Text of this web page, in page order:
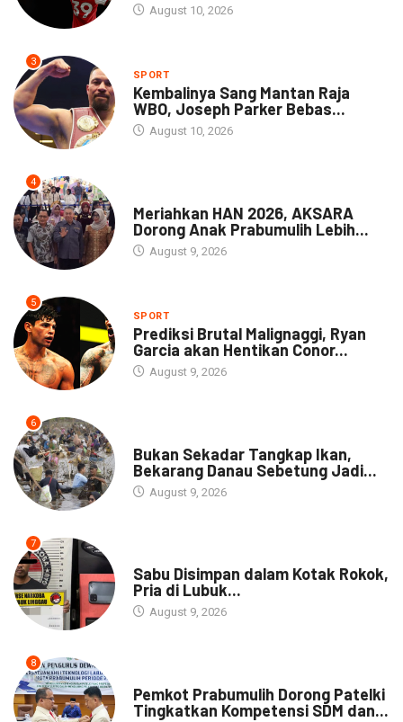
August 10, 2026
3
SPORT
Kembalinya Sang Mantan Raja
WBO, Joseph Parker Bebas...
August 10, 2026
4
Meriahkan HAN 2026, AKSARA
Dorong Anak Prabumulih Lebih...
August 9, 2026
5
SPORT
Prediksi Brutal Malignaggi, Ryan
Garcia akan Hentikan Conor...
August 9, 2026
6
Bukan Sekadar Tangkap Ikan,
Bekarang Danau Sebetung Jadi...
August 9, 2026
7
Sabu Disimpan dalam Kotak Rokok,
Pria di Lubuk...
August 9, 2026
8
Pemkot Prabumulih Dorong Patelki
Tingkatkan Kompetensi SDM dan...